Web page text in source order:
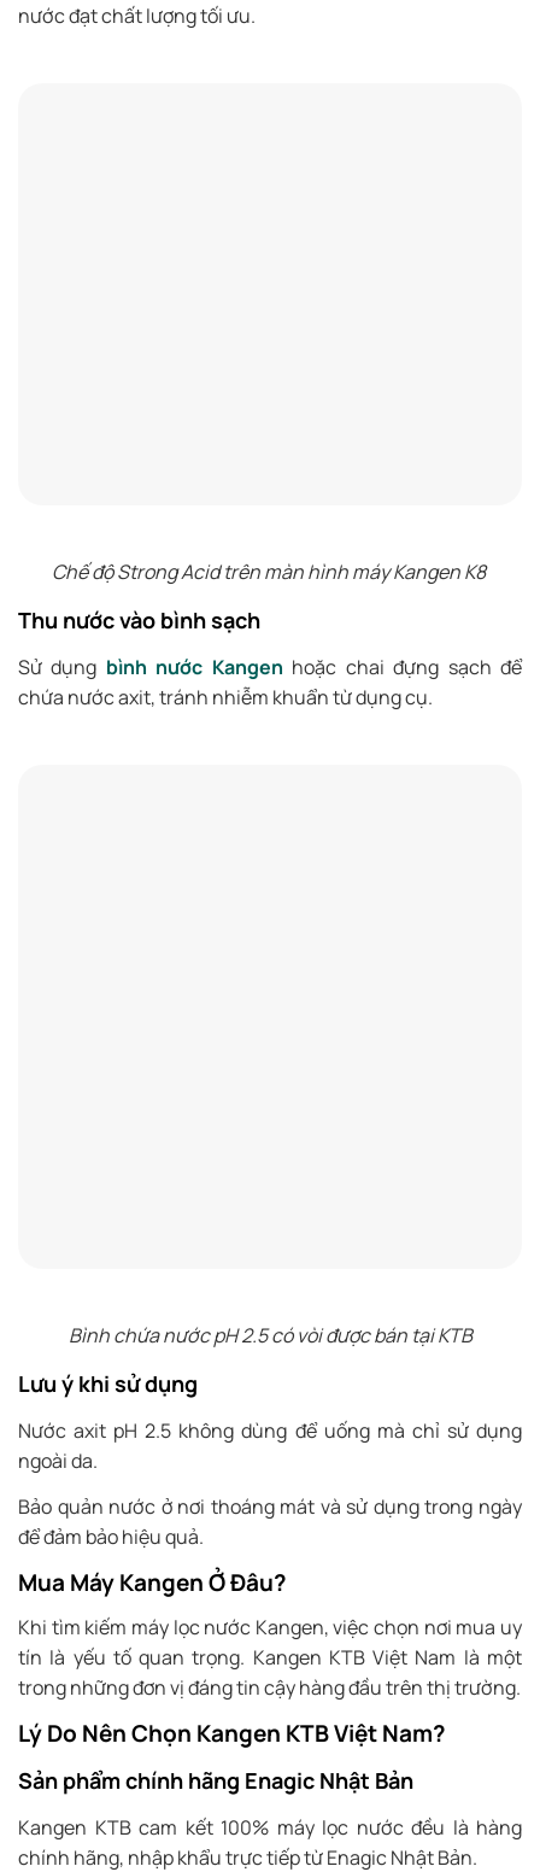
nước đạt chất lượng tối ưu.
Chế độ Strong Acid trên màn hình máy Kangen K8
Thu nước vào bình sạch
Sử dụng bình nước Kangen hoặc chai đựng sạch để
chứa nước axit, tránh nhiễm khuẩn từ dụng cụ.
Bình chứa nước pH 2.5 có vòi được bán tại KTB
Lưu ý khi sử dụng
Nước axit pH 2.5 không dùng để uống mà chỉ sử dụng
ngoài da.
Bảo quản nước ở nơi thoáng mát và sử dụng trong ngày
để đảm bảo hiệu quả.
Mua Máy Kangen Ở Đâu?
Khi tìm kiếm máy lọc nước Kangen, việc chọn nơi mua uy
tín là yếu tố quan trọng. Kangen KTB Việt Nam là một
trong những đơn vị đáng tin cậy hàng đầu trên thị trường.
Lý Do Nên Chọn Kangen KTB Việt Nam?
Sản phẩm chính hãng Enagic Nhật Bản
Kangen KTB cam kết 100% máy lọc nước đều là hàng
chính hãng, nhập khẩu trực tiếp từ Enagic Nhật Bản.